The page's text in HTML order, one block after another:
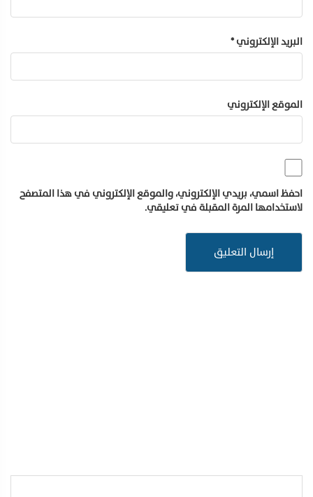
البريد الإلكتروني*
الموقع الإلكتروني
احفظ اسمي، بريدي الإلكتروني، والموقع الإلكتروني في هذا المتصفح
لاستخدامها المرة المقبلة في تعليقي.